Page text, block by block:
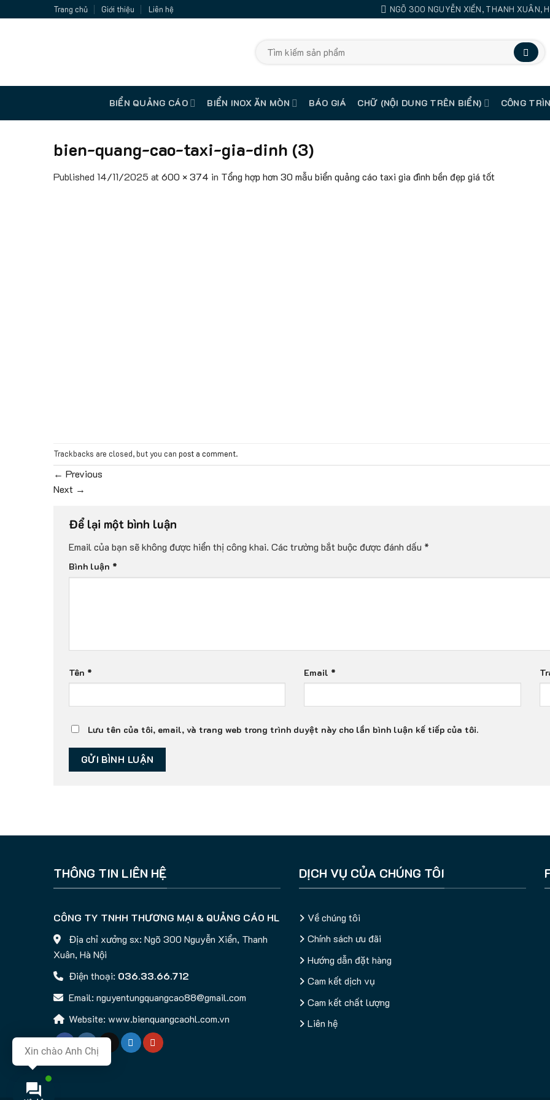
to
Trang chủ Giới thiệu Liên hệ NGÕ 300 NGUYỄN XIỂN, THANH XUÂN,
kiếm:
BIỂN QUẢNG CÁO BIỂN INOX ĂN MÒN BÁO GIÁ CHỮ (NỘI DUNG TRÊN BIỂN) CÔNG
bien-quang-cao-taxi-gia-dinh (3)
Published 14/11/2025 at600 × 374 in Tổng hợp hơn 30 mẫu biển quảng cáo taxi gia đình​ bền đẹp giá tốt
Trackbacks are closed, but you can post a comment.
← Previous
Next →
Để lại một bình luận
Email của bạn sẽ không được hiển thị công khai. Các trường bắt buộc được đánh dấu *
Bình luận *
Tên * Email *
Lưu tên của tôi, email, và trang web trong trình duyệt này cho lần bình luận kế tiếp của tôi.
THÔNG TIN LIÊN HỆ
CÔNG TY TNHH THƯƠNG MẠI & QUẢNG CÁO HL
Địa chỉ xưởng sx: Ngõ 300 Nguyễn Xiển, Thanh
Xuân, Hà Nội
Điện thoại: 036.33.66.712
Email: nguyentungquangcao88@gmail.com
Website: www.bienquangcaohl.com.vn
DỊCH VỤ CỦA CHÚNG TÔI
Về chúng tôi
Chính sách ưu đãi
Hướng dẫn đặt hàng
Cam kết dịch vụ
Cam kết chất lượng
Liên hệ
Xin chào Anh Chị